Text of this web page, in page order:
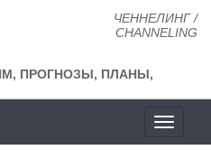
ЧЕННЕЛИНГ /
CHANNELING
ПРОГНОЗЫ, ПЛАНЫ,
сайта